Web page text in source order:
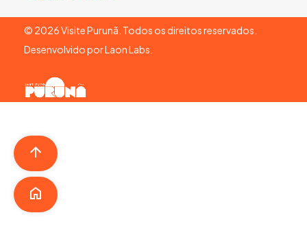
© 2026Visite Purunã. Todos os direitos reservados.
Desenvolvido porLaon Labs